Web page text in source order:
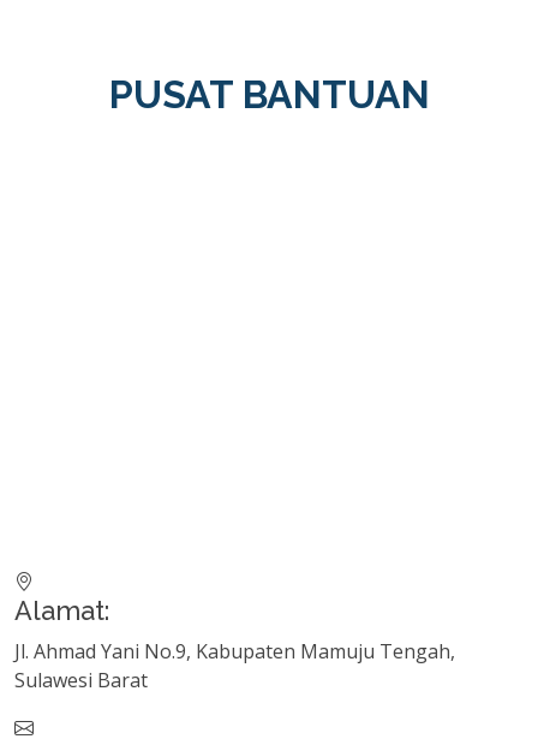
PUSAT BANTUAN
Alamat:
Jl. Ahmad Yani No.9, Kabupaten Mamuju Tengah,
Sulawesi Barat